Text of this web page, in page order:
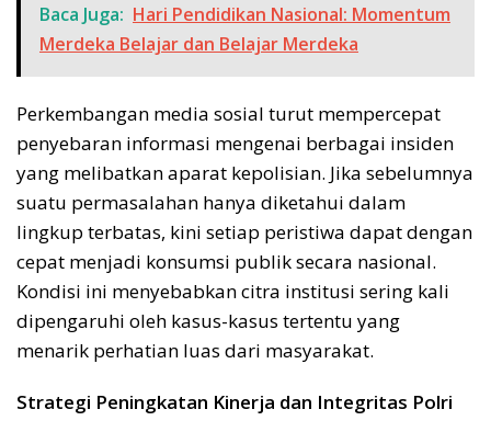
Baca Juga: Hari Pendidikan Nasional: Momentum
Merdeka Belajar dan Belajar Merdeka
Perkembangan media sosial turut mempercepat
penyebaran informasi mengenai berbagai insiden
yang melibatkan aparat kepolisian. Jika sebelumnya
suatu permasalahan hanya diketahui dalam
lingkup terbatas, kini setiap peristiwa dapat dengan
cepat menjadi konsumsi publik secara nasional.
Kondisi ini menyebabkan citra institusi sering kali
dipengaruhi oleh kasus-kasus tertentu yang
menarik perhatian luas dari masyarakat.
Strategi Peningkatan Kinerja dan Integritas Polri